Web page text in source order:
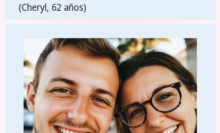
(Cheryl, 62 años)